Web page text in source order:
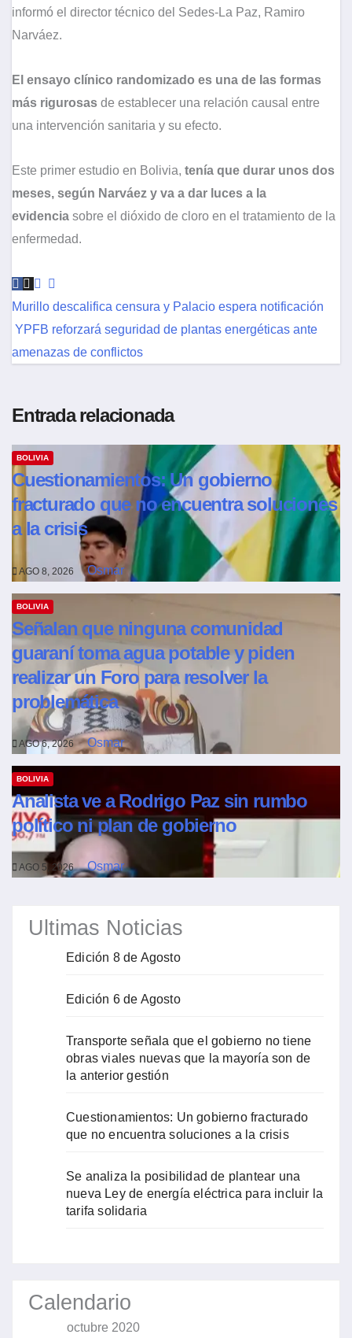
informó el director técnico del Sedes-La Paz, Ramiro
Narváez.
El ensayo clínico randomizado es una de las formas
más rigurosas de establecer una relación causal entre
una intervención sanitaria y su efecto.
Este primer estudio en Bolivia, tenía que durar unos dos
meses, según Narváez y va a dar luces a la
evidencia sobre el dióxido de cloro en el tratamiento de la
enfermedad.
Murillo descalifica censura y Palacio espera notificación
YPFB reforzará seguridad de plantas energéticas ante
amenazas de conflictos
Entrada relacionada
BOLIVIA
Cuestionamientos: Un gobierno
fracturado que no encuentra soluciones
a la crisis
AGO 8, 2026 Osmar
BOLIVIA
Señalan que ninguna comunidad
guaraní toma agua potable y piden
realizar un Foro para resolver la
problemática
AGO 6, 2026 Osmar
BOLIVIA
Analista ve a Rodrigo Paz sin rumbo
político ni plan de gobierno
AGO 5, 2026 Osmar
Ultimas Noticias
Edición 8 de Agosto
Edición 6 de Agosto
Transporte señala que el gobierno no tiene
obras viales nuevas que la mayoría son de
la anterior gestión
Cuestionamientos: Un gobierno fracturado
que no encuentra soluciones a la crisis
Se analiza la posibilidad de plantear una
nueva Ley de energía eléctrica para incluir la
tarifa solidaria
Calendario
octubre 2020